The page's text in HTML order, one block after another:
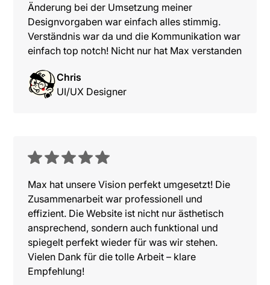
Änderung bei der Umsetzung meiner
Designvorgaben war einfach alles stimmig.
Verständnis war da und die Kommunikation war
einfach top notch! Nicht nur hat Max verstanden
mit Mehrwert und Informationen mit ein und
warf viele Lösungvorschläge hinein, sobald wir
geht!
Chris
UI/UX Designer
Max hat unsere Vision perfekt umgesetzt! Die
Zusammenarbeit war professionell und
effizient. Die Website ist nicht nur ästhetisch
ansprechend, sondern auch funktional und
spiegelt perfekt wieder für was wir stehen.
Vielen Dank für die tolle Arbeit – klare
Empfehlung!
Dein Erfolg beginnt hier –
Starte jetzt!
Individuelle Webseiten die begeistern.
Projekt anfragen
Max Dreyer